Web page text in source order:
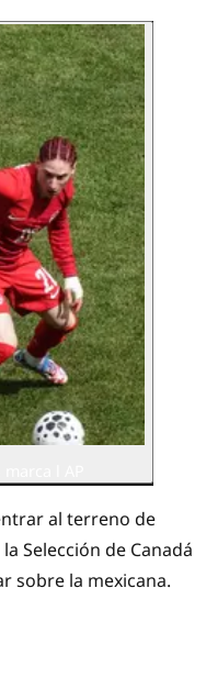
al terreno de
Selección de Canadá
sobre la mexicana.